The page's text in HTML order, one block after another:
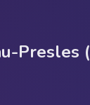
Presles (